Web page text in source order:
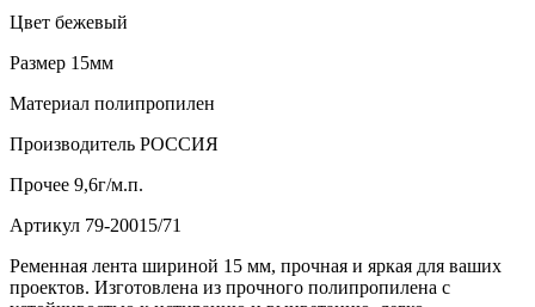
Цвет бежевый
Размер 15мм
Материал полипропилен
Производитель РОССИЯ
Прочее 9,6г/м.п.
Артикул 79-20015/71
Ременная лента шириной 15 мм, прочная и яркая для ваших
проектов. Изготовлена из прочного полипропилена с